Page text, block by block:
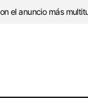
el anuncio más